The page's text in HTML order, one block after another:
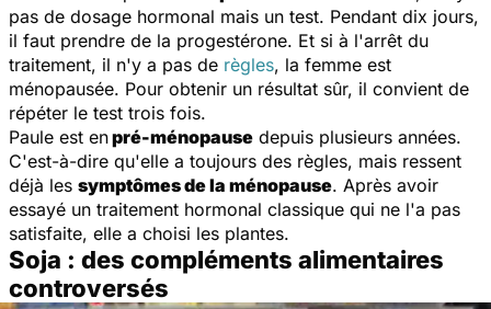
pas de dosage hormonal mais un test. Pendant dix jours,
il faut prendre de la progestérone. Et si à l'arrêt du
traitement, il n'y a pas de règles, la femme est
ménopausée. Pour obtenir un résultat sûr, il convient de
répéter le test trois fois.
Paule est enpré-ménopause depuis plusieurs années.
C'est-à-dire qu'elle a toujours des règles, mais ressent
déjà les symptômes de la ménopause. Après avoir
essayé un traitement hormonal classique qui ne l'a pas
satisfaite, elle a choisi les plantes.
Soja : des compléments alimentaires
controversés